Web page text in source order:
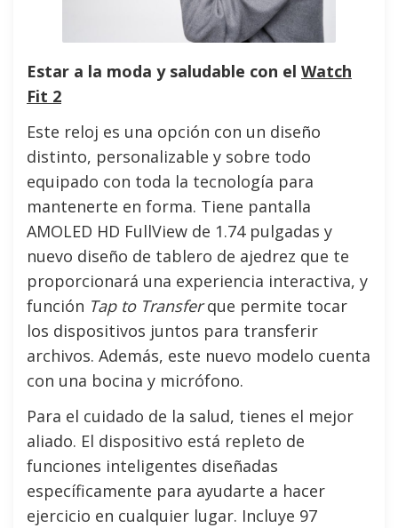
Estar a la moda y saludable con el Watch
Fit 2
Este reloj es una opción con un diseño
distinto, personalizable y sobre todo
equipado con toda la tecnología para
mantenerte en forma. Tiene pantalla
AMOLED HD FullView de 1.74 pulgadas y
nuevo diseño de tablero de ajedrez que te
proporcionará una experiencia interactiva, y
función Tap to Transferque permite tocar
los dispositivos juntos para transferir
archivos. Además, este nuevo modelo cuenta
con una bocina y micrófono.
Para el cuidado de la salud, tienes el mejor
aliado. El dispositivo está repleto de
funciones inteligentes diseñadas
específicamente para ayudarte a hacer
ejercicio en cualquier lugar. Incluye 97